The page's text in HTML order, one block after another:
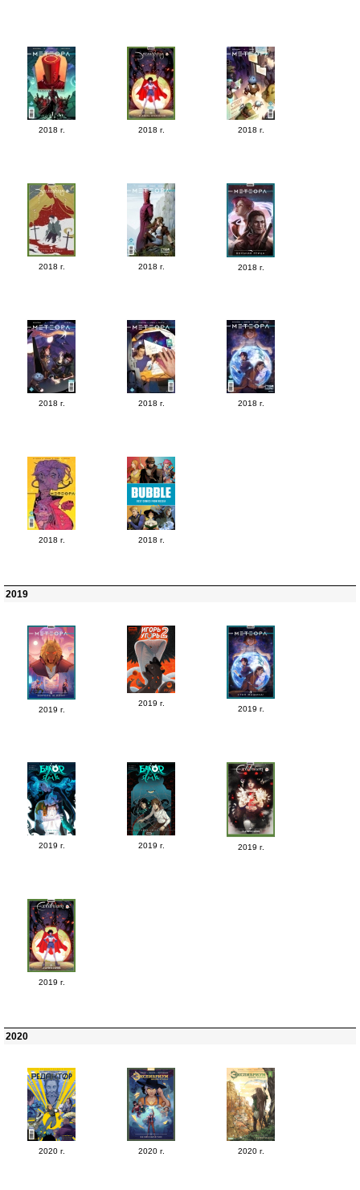
2018 г. 2018 г. 2018 г.
2018 г. 2018 г. 2018 г.
2018 г. 2018 г. 2018 г.
2018 г. 2018 г.
2019
2019 г.
2019 г.
2019 г.
2019 г. 2019 г. 2019 г.
2019 г.
2020
2020 г. 2020 г. 2020 г.